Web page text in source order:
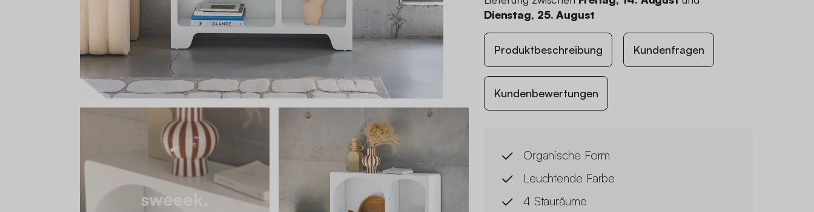
Dienstag, 25. August
Produktbeschreibung Kundenfragen
Kundenbewertungen
Organische Form
Leuchtende Farbe
4 Stauräume